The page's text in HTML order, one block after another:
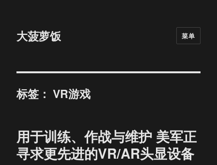
大菠萝饭 菜单
标签：VR游戏
用于训练、作战与维护 美军正
寻求更先进的VR/AR头显设备